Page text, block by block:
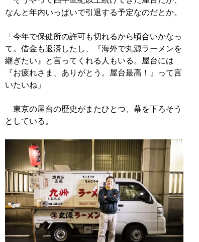
なんと年内いっぱいで引退する予定なのだとか。
「今年で保健所の許可も切れるから頃合いかなっ
て。借金も返済したし、『海外で丸源ラーメンを
継ぎたい』と言ってくれる人もいる。屋台には
『お疲れさま、ありがとう。屋台最高！』って言
いたいね」
東京の屋台の歴史がまたひとつ、幕を下ろそう
としている。